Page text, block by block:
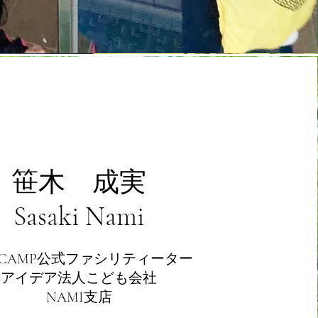
笹木 成実
Sasaki Nami
公式ファシリティーター
アイデア法人こども会社
​NAMI支店